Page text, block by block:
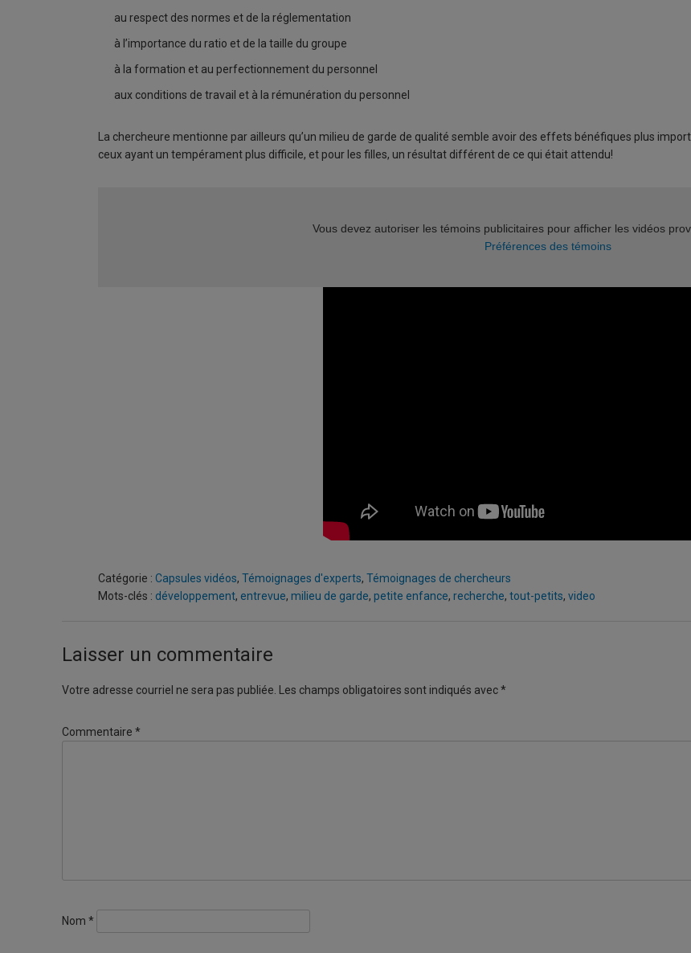
au respect des normes et de la réglementation
à l’importance du ratio et de la taille du groupe
à la formation et au perfectionnement du personnel
aux conditions de travail et à la rémunération du personnel
La chercheure mentionne par ailleurs qu’un milieu de garde de qualité semble avoir des effets bénéfiques plus
ceux ayant un tempérament plus difficile, et pour les filles, un résultat différent de ce qui était attendu!
Vous devez autoriser les témoins publicitaires pour afficher les vidéos
Préférences des témoins
Catégorie : Capsules vidéos, Témoignages d'experts, Témoignages de chercheurs
Mots-clés : développement, entrevue, milieu de garde, petite enfance, recherche, tout-petits, video
Laisser un commentaire
Votre adresse courriel ne sera pas publiée. Les champs obligatoires sont indiqués avec*
Commentaire *
Nom *